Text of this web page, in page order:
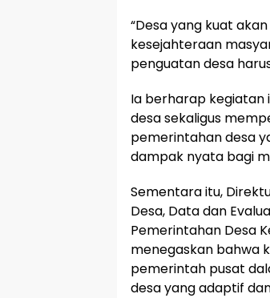
“Desa yang kuat
kesejahteraan
penguatan desa
Ia berharap
desa sekaligus
pemerintahan desa
dampak nyata bagi
Sementara itu,
Desa, Data dan
Pemerintahan Desa
menegaskan bahwa
pemerintah pusat
desa yang adaptif